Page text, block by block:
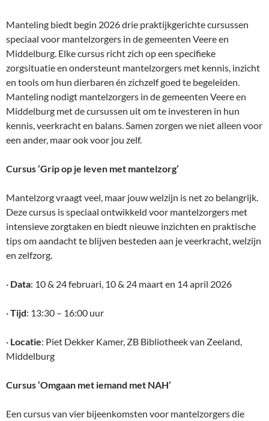
Manteling biedt begin 2026 drie praktijkgerichte cursussen
speciaal voor mantelzorgers in de gemeenten Veere en
Middelburg. Elke cursus richt zich op een specifieke
zorgsituatie en ondersteunt mantelzorgers met kennis, inzicht
en tools om hun dierbaren én zichzelf goed te begeleiden.
Manteling nodigt mantelzorgers in de gemeenten Veere en
Middelburg met de cursussen uit om te investeren in hun
kennis, veerkracht en balans. Samen zorgen we niet alleen voor
een ander, maar ook voor jou zelf.
Cursus ‘Grip op je leven met mantelzorg’
Mantelzorg vraagt veel, maar jouw welzijn is net zo belangrijk.
Deze cursus is speciaal ontwikkeld voor mantelzorgers met
intensieve zorgtaken en biedt nieuwe inzichten en praktische
tips om aandacht te blijven besteden aan je veerkracht, welzijn
en zelfzorg.
· Data: 10 & 24 februari, 10 & 24 maart en 14 april 2026
·Tijd: 13:30 – 16:00 uur
· Locatie: Piet Dekker Kamer, ZB Bibliotheek van Zeeland,
Middelburg
Cursus ‘Omgaan met iemand met NAH’
Een cursus van vier bijeenkomsten voor mantelzorgers die